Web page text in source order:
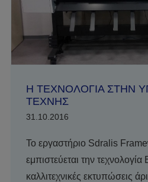
Η ΤΕΧΝΟΛΟΓΙΑ ΣΤΗΝ
ΤΕΧΝΗΣ
31.10.2016
Το εργαστήριο Sdralis
εμπιστεύεται την τεχνολογία
καλλιτεχνικές εκτυπώσεις